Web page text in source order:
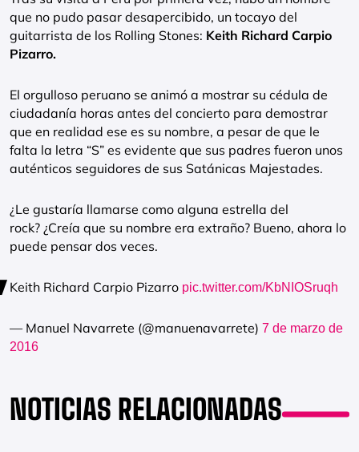
que no pudo pasar desapercibido, un tocayo del
guitarrista de los Rolling Stones: Keith Richard Carpio
Pizarro.
El orgulloso peruano se animó a mostrar su cédula de
ciudadanía horas antes del concierto para demostrar
que en realidad ese es su nombre, a pesar de que le
falta la letra “S” es evidente que sus padres fueron unos
auténticos seguidores de sus Satánicas Majestades.
¿Le gustaría llamarse como alguna estrella del
rock? ¿Creía que su nombre era extraño? Bueno, ahora lo
puede pensar dos veces.
Keith Richard Carpio Pizarro pic.twitter.com/KbNIOSruqh
— Manuel Navarrete (@manuenavarrete) 7 de marzo de
2016
NOTICIAS RELACIONADAS